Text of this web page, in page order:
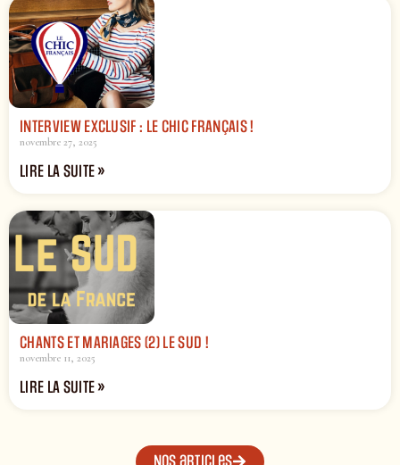
INTERVIEW EXCLUSIF : LE CHIC FRANÇAIS !
novembre 27, 2025
LIRE LA SUITE »
CHANTS ET MARIAGES (2) LE SUD !
novembre 11, 2025
LIRE LA SUITE »